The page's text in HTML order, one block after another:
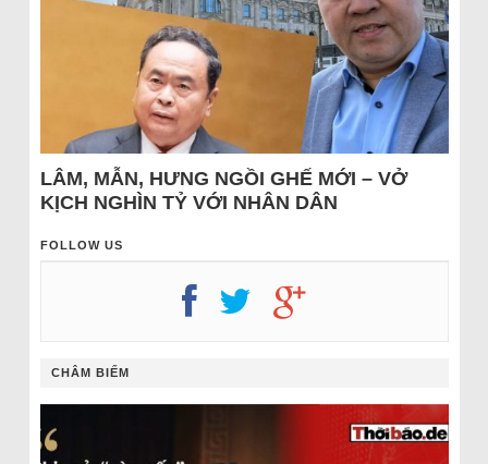
LÂM, MẪN, HƯNG NGỒI GHẾ MỚI – VỞ
KỊCH NGHÌN TỶ VỚI NHÂN DÂN
FOLLOW US
CHÂM BIẾM